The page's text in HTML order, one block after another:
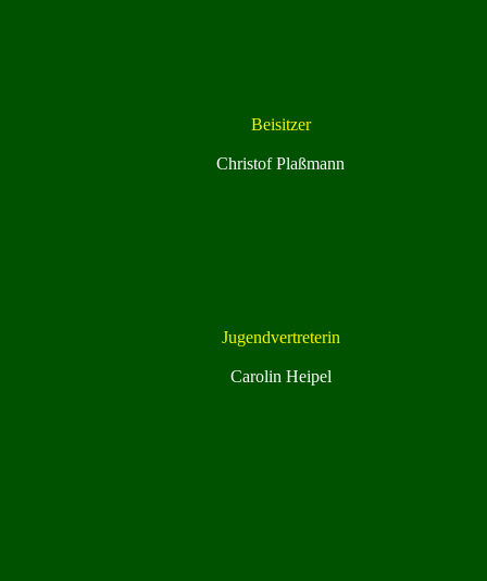
Beisitzer
Christof Plaßmann
Jugendvertreterin
Carolin Heipel